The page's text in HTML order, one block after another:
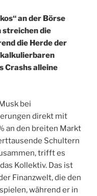
an der Börse
streichen die
die Herde der
Crashs alleine
bei
direkt mit
an den breiten Markt
Schultern
trifft es
Kollektiv. Das ist
Finanzwelt, die den
während er in